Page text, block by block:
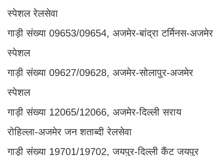
स्पेशल रेलसेवा
गाड़ी संख्या 09653/09654, अजमेर-बांद्रा टर्मिनस-अजमेर
स्पेशल
गाड़ी संख्या 09627/09628, अजमेर-सोलापुर-अजमेर
स्पेशल
गाड़ी संख्या 12065/12066, अजमेर-दिल्ली सराय
रोहिल्ला-अजमेर जन शताब्दी रेलसेवा
गाड़ी संख्या 19701/19702, जयपुर-दिल्ली कैंट जयपुर